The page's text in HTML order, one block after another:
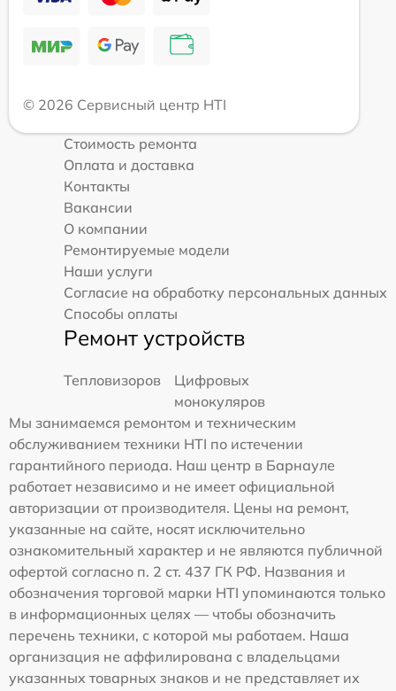
© 2026 Сервисный центр HTI
Стоимость ремонта
Оплата и доставка
Контакты
Вакансии
О компании
Ремонтируемые модели
Наши услуги
Согласие на обработку персональных данных
Способы оплаты
Ремонт устройств
Тепловизоров
Цифровых
монокуляров
Мы занимаемся ремонтом и техническим
обслуживанием техники HTI по истечении
гарантийного периода. Наш центр в Барнауле
работает независимо и не имеет официальной
авторизации от производителя. Цены на ремонт,
указанные на сайте, носят исключительно
ознакомительный характер и не являются публичной
офертой согласно п. 2 ст. 437 ГК РФ. Названия и
обозначения торговой марки HTI упоминаются только
в информационных целях — чтобы обозначить
перечень техники, с которой мы работаем. Наша
организация не аффилирована с владельцами
указанных товарных знаков и не представляет их